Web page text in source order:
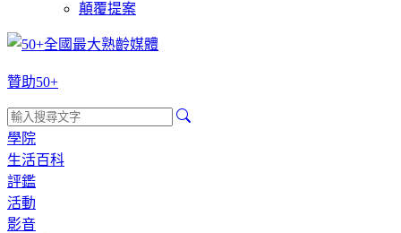
顛覆提案
贊助50+
學院
生活百科
評鑑
活動
影音